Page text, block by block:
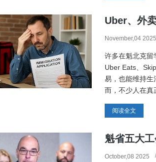
Uber、外
November,04 2025
许多在魁北克留
Uber Eats、
易，也能维持生
而，不少人在真
阅读全文
魁省五大
October,08 2025